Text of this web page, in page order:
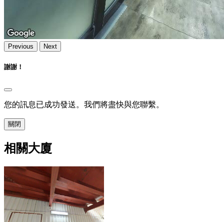
Previous Next
謝謝！
您的訊息已成功發送。我們將盡快與您聯繫。
關閉
相關大廈